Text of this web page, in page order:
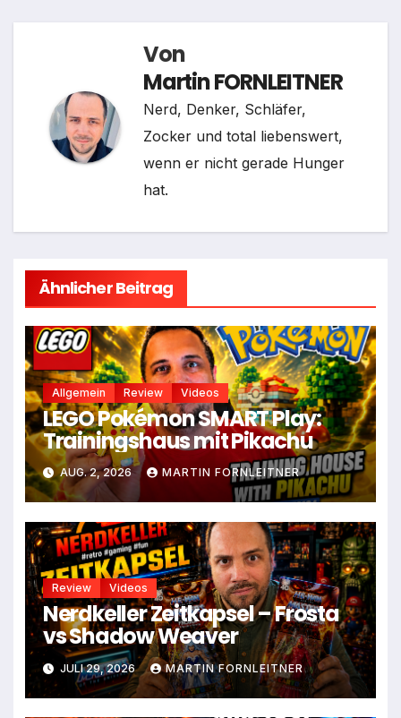
Von
Martin FORNLEITNER
Nerd, Denker, Schläfer,
Zocker und total liebenswert,
wenn er nicht gerade Hunger
hat.
Ähnlicher Beitrag
Allgemein Review Videos
LEGO Pokémon SMART Play:
Trainingshaus mit Pikachu
AUG. 2, 2026 MARTIN FORNLEITNER
Review Videos
Nerdkeller Zeitkapsel – Frosta
vs Shadow Weaver
JULI 29, 2026 MARTIN FORNLEITNER